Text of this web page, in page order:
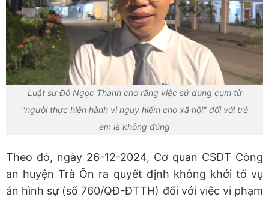
Luật sư Đỗ Ngọc Thanh cho rằng việc sử dụng cụm từ
"người thực hiện hành vi nguy hiểm cho xã hội" đối với trẻ
em là không đúng
Theo đó, ngày 26-12-2024, Cơ quan CSĐT Công
an huyện Trà Ôn ra quyết định không khởi tố vụ
án hình sự (số 760/QĐ-ĐTTH) đối với việc vi phạm